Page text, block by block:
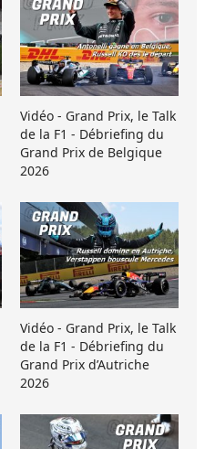
Vidéo - Grand Prix, le Talk
de la F1 - Débriefing du
Grand Prix de Belgique
2026
Vidéo - Grand Prix, le Talk
de la F1 - Débriefing du
Grand Prix d’Autriche
2026